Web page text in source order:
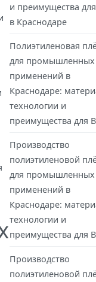
и преимущества
в Краснодаре
Полиэтиленовая
для промышленных
применений в
Краснодаре:
технологии и
преимущества для
Производство
полиэтиленовой
для промышленных
применений в
Краснодаре:
технологии и
преимущества для
Производство
полиэтиленовой